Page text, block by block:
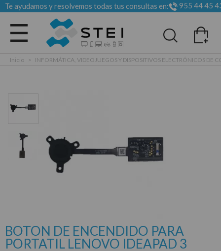
Te ayudamos y resolvemos todas tus consultas en: 955 44 45
Todas las categorias
Inicio > INFORMÁTICA, VIDEOJUEGOS Y DISPOSITIVOS ELECTRÓNICOS DE
BOTON DE ENCENDIDO PARA
PORTATIL LENOVO IDEAPAD 3